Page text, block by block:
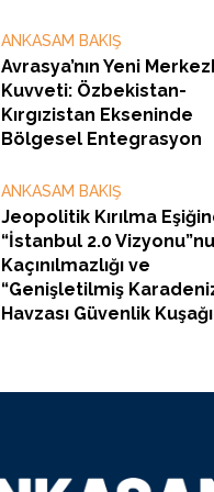
ANKASAM BAKIŞ
Avrasya’nın Yeni
Kuvveti: Özbekistan-
Kırgızistan Ekseninde
Bölgesel Entegrasyon
ANKASAM BAKIŞ
Jeopolitik Kırılma
“İstanbul 2.0
Kaçınılmazlığı ve
“Genişletilmiş
Havzası Güvenlik